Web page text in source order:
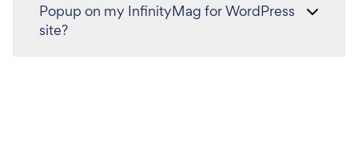
Popup on my InfinityMag for WordPress
site?